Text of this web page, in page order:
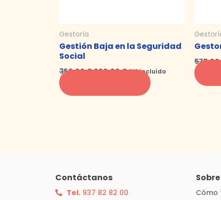
Gestoría
Gestión Baja en la Seguridad
Social
350,00€200,00€IVA incluido
575,00
Contáctanos
Tel.937 82 82 00
Cómo